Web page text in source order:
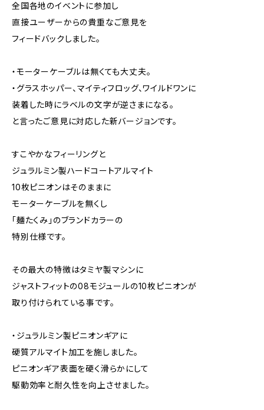
全国各地のイベントに参加し
直接ユーザーからの貴重なご意見を
フィードバックしました。
・モーターケーブルは無くても大丈夫。
・グラスホッパー、マイティフロッグ、ワイルドワンに
装着した時にラベルの文字が逆さまになる。
と言ったご意見に対応した新バージョンです。
すこやかなフィーリングと
ジュラルミン製ハードコートアルマイト
10枚ピニオンはそのままに
モーターケーブルを無くし
「麺たくみ」のブランドカラーの
特別仕様です。
その最大の特徴はタミヤ製マシンに
ジャストフィットの08モジュールの10枚ピニオンが
取り付けられている事です。
・ジュラルミン製ピニオンギアに
硬質アルマイト加工を施しました。
ピニオンギア表面を硬く滑らかにして
駆動効率と耐久性を向上させました。